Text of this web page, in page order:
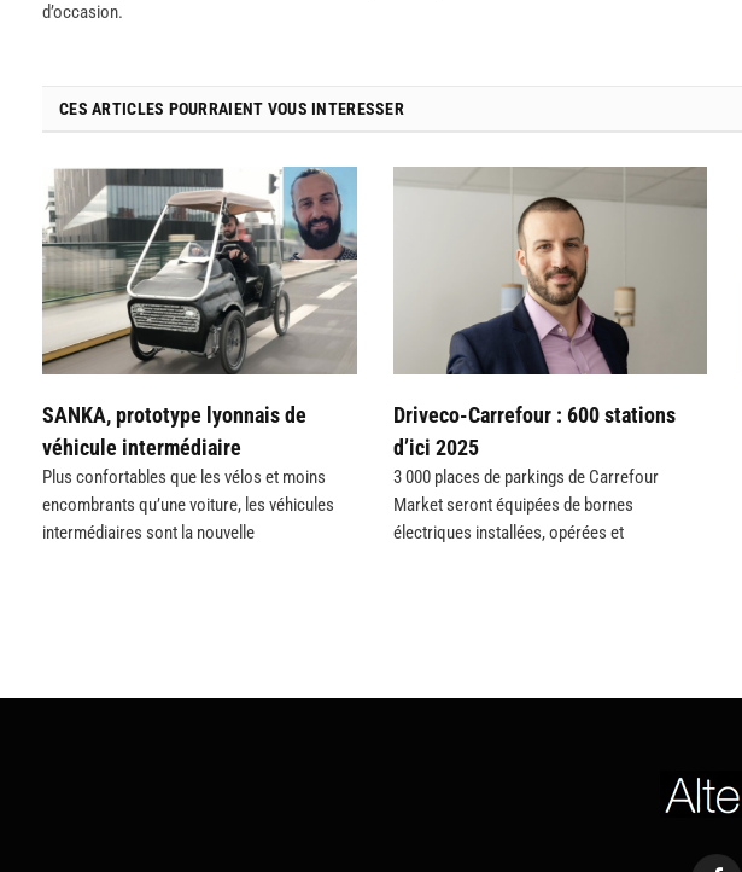
d’occasion.
CES ARTICLES POURRAIENT VOUS INTERESSER
SANKA, prototype lyonnais de
véhicule intermédiaire
Plus confortables que les vélos et moins
encombrants qu’une voiture, les véhicules
intermédiaires sont la nouvelle
Driveco-Carrefour : 600 stations
d’ici 2025
3 000 places de parkings de Carrefour
Market seront équipées de bornes
électriques installées, opérées et